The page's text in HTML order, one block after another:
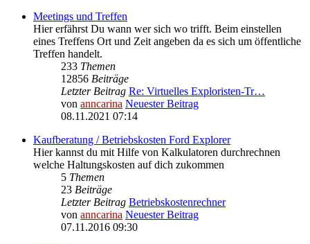
Meetings und Treffen
Hier erfährst Du wann wer sich wo trifft. Beim einstellen
eines Treffens Ort und Zeit angeben da es sich um öffentliche
Treffen handelt.
233 Themen
12856 Beiträge
Letzter Beitrag Re: Virtuelles Exploristen-Tr…
von anncarina Neuester Beitrag
08.11.2021 07:14
Kaufberatung / Betriebskosten Ford Explorer
Hier kannst du mit Hilfe von Kalkulatoren durchrechnen
welche Haltungskosten auf dich zukommen
5 Themen
23 Beiträge
Letzter Beitrag Betriebskostenrechner
von anncarina Neuester Beitrag
07.11.2016 09:30